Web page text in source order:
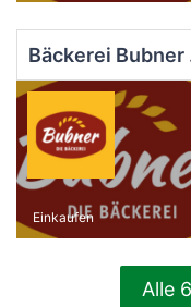
Einkaufen
Alle